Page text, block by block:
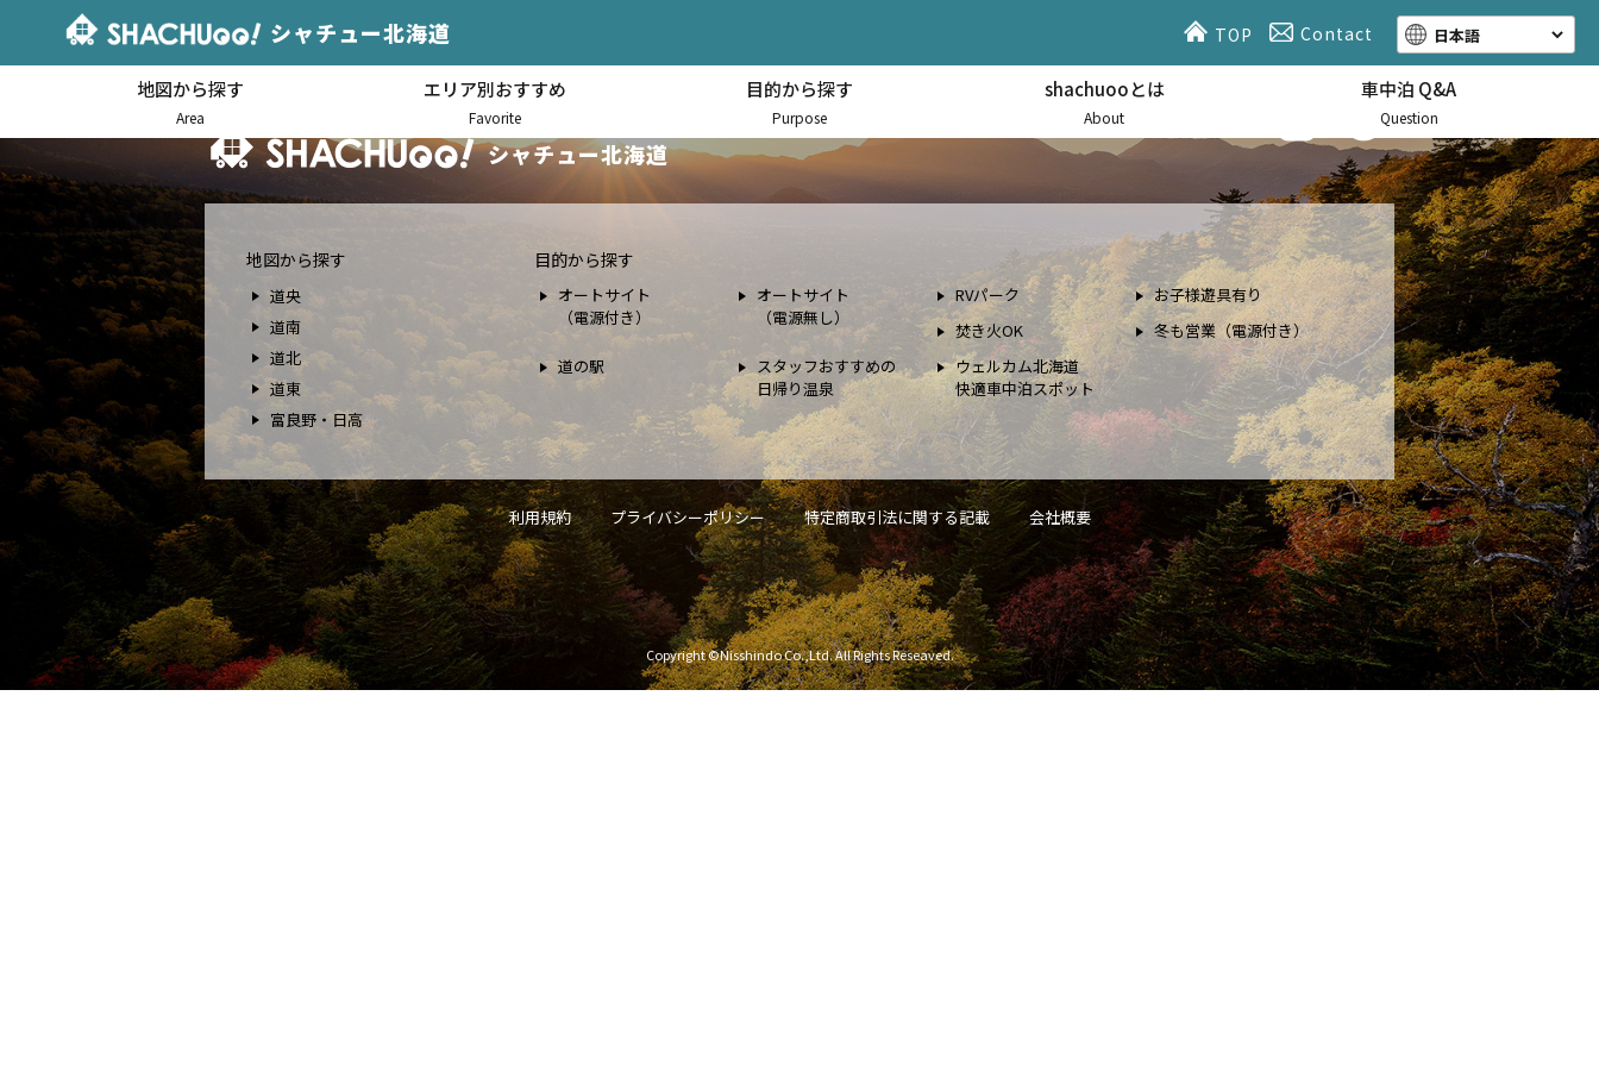
シャチュー北海道 Contact
TOP
地図から探す
Area
エリア別おすすめ
Favorite
目的から探す
Purpose
shachuooとは
About
車中泊 Q&A
Question
北海道キャンピングカー車中泊スポット情報
シャチュー北海道
地図から探す
道央
道南
道北
道東
富良野・日高
目的から探す
オートサイト
（電源付き）
オートサイト
（電源無し）
RVパーク
お子様遊具有り
焚き火OK
冬も営業（電源付き）
道の駅
スタッフおすすめの
日帰り温泉
ウェルカム北海道
快適車中泊スポット
利用規約 プライバシーポリシー 特定商取引法に関する記載 会社概要
Copyright ©Nisshindo Co.,Ltd. All Rights Reseaved.